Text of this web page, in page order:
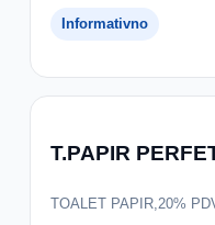
Informativno
T.PAPIR
TOALET PAPIR,20%